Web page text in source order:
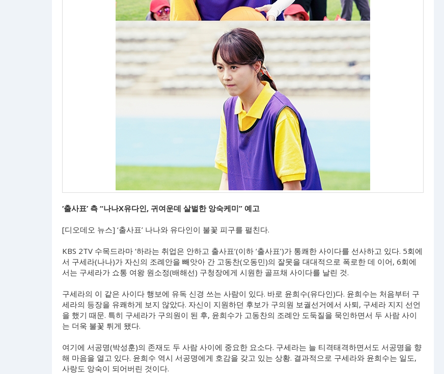
‘출사표’ 측 “나나X유다인, 귀여운데 살벌한 앙숙케미” 예고
[디오데오 뉴스] ‘출사표’ 나나와 유다인이 불꽃 피구를 펼친다.
KBS 2TV 수목드라마 ‘하라는 취업은 안하고 출사표’(이하 ‘출사표’)가 통쾌한 사이다를 선사하고 있다. 5회에
서 구세라(나나)가 자신의 조례안을 빼앗아 간 고동찬(오동민)의 잘못을 대대적으로 폭로한 데 이어, 6회에
서는 구세라가 쇼통 여왕 원소정(배해선) 구청장에게 시원한 골프채 사이다를 날린 것.
구세라의 이 같은 사이다 행보에 유독 신경 쓰는 사람이 있다. 바로 윤희수(유다인)다. 윤희수는 처음부터 구
세라의 등장을 유쾌하게 보지 않았다. 자신이 지원하던 후보가 구의원 보궐선거에서 사퇴, 구세라 지지 선언
을 했기 때문. 특히 구세라가 구의원이 된 후, 윤희수가 고동찬의 조례안 도둑질을 묵인하면서 두 사람 사이
는 더욱 불꽃 튀게 됐다.
여기에 서공명(박성훈)의 존재도 두 사람 사이에 중요한 요소다. 구세라는 늘 티격태격하면서도 서공명을 향
해 마음을 열고 있다. 윤희수 역시 서공명에게 호감을 갖고 있는 상황. 결과적으로 구세라와 윤희수는 일도,
사랑도 앙숙이 되어버린 것이다.